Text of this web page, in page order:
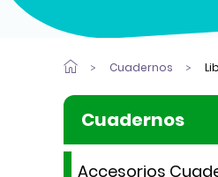
Cuadernos
Cuadernos
Accesorios